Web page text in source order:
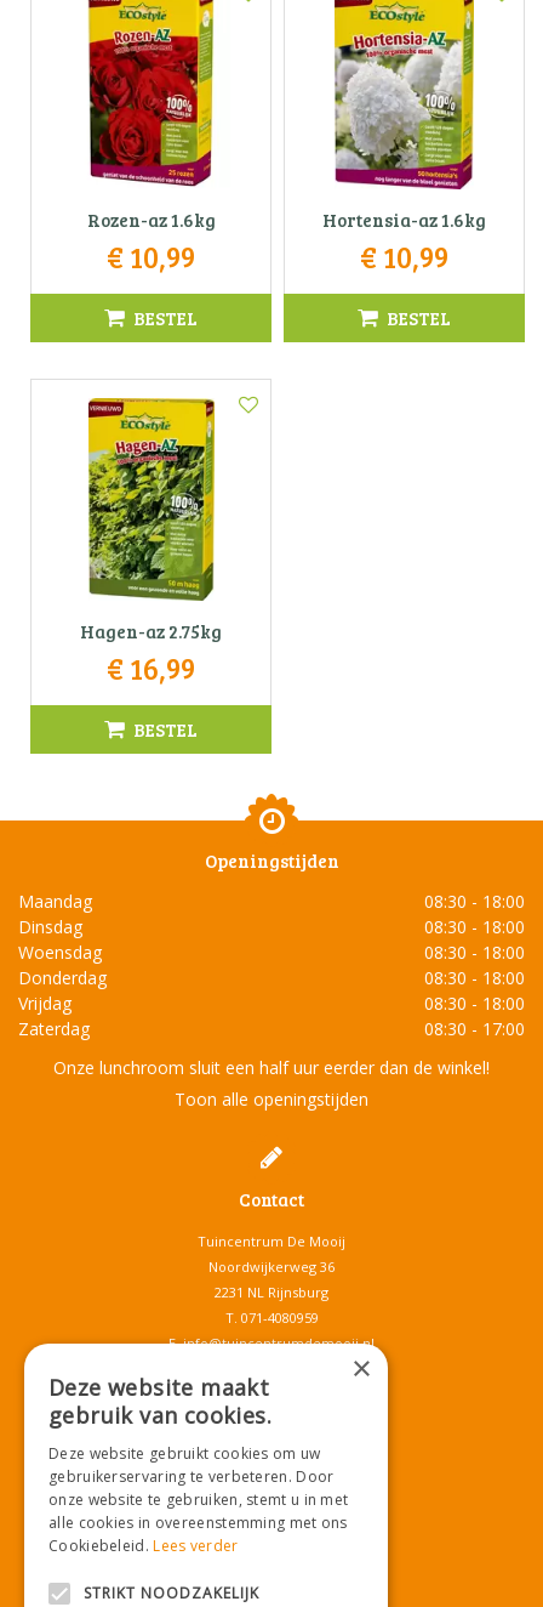
Rozen-az 1.6kg
€ 10,99
BESTEL
Hortensia-az 1.6kg
€ 10,99
BESTEL
Hagen-az 2.75kg
€ 16,99
BESTEL
Openingstijden
Maandag
08:30 - 18:00
Dinsdag
08:30 - 18:00
Woensdag
08:30 - 18:00
Donderdag
08:30 - 18:00
Vrijdag
08:30 - 18:00
Zaterdag
08:30 - 17:00
Onze lunchroom sluit een half uur eerder dan de winkel!
Toon alle openingstijden
Contact
Tuincentrum De Mooij
Noordwijkerweg 36
2231 NL Rijnsburg
T. 071-4080959
E.info@tuincentrumdemooij.nl
Download onze App!
×
Deze website maakt
gebruik van cookies.
Deze website gebruikt cookies om uw
gebruikerservaring te verbeteren. Door
onze website te gebruiken, stemt u in met
alle cookies in overeenstemming met ons
Cookiebeleid.Lees verder
STRIKT NOODZAKELIJK